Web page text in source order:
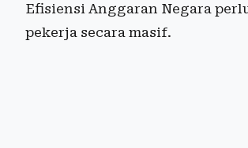
Efisiensi Anggaran Negara
pekerja secara masif.